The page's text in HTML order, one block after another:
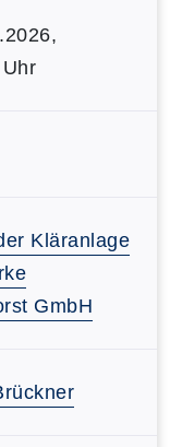
Kläranlage
GmbH